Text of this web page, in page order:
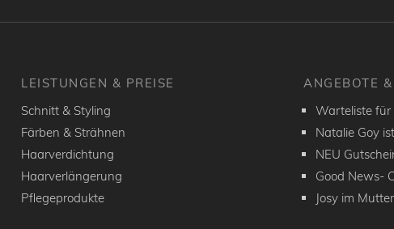
LEISTUNGEN & PREISE
Schnitt & Styling
Färben & Strähnen
Haarverdichtung
Haarverlängerung
Pflegeprodukte
ANGEBOTE
Warteliste für
Natalie Goy
NEU
Good News-
Josy im